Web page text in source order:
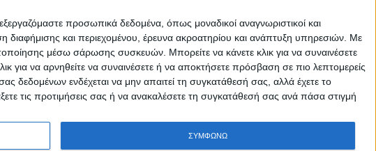
προσωπικά δεδομένα, όπως μοναδικοί αναγνωριστικοί και
και περιεχομένου, έρευνα ακροατηρίου και ανάπτυξη υπηρεσιών. Με
μέσω σάρωσης συσκευών. Μπορείτε να κάνετε κλικ για να συναινέσετε
για να αρνηθείτε να συναινέσετε ή να αποκτήσετε πρόσβαση σε πιο λεπτομερείς
δεδομένων ενδέχεται να μην απαιτεί τη συγκατάθεσή σας, αλλά έχετε το
τις προτιμήσεις σας ή να ανακαλέσετε τη συγκατάθεσή σας ανά πάσα στιγμή
ΣΥΜΦΩΝΩ
Μ.Η.Τ.
242814